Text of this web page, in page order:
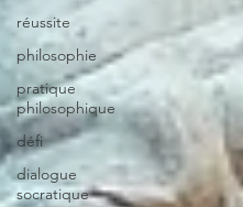
réussite
philosophie
pratique
philosophique
défi
dialogue
socratique